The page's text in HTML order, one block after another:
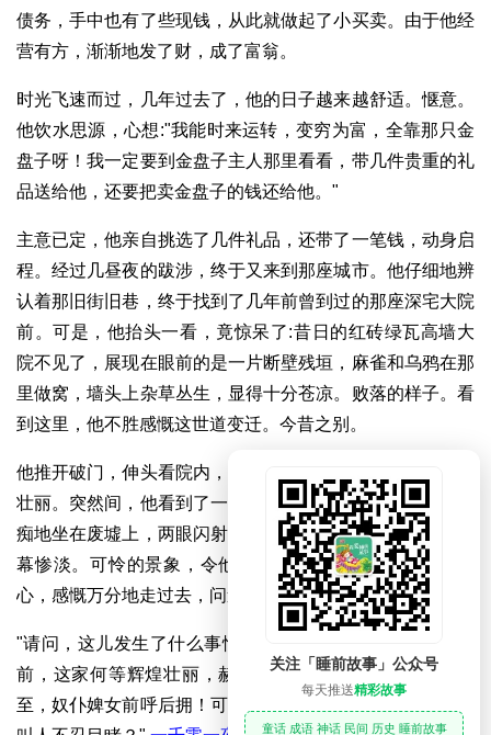
债务，手中也有了些现钱，从此就做起了小买卖。由于他经
营有方，渐渐地发了财，成了富翁。
时光飞速而过，几年过去了，他的日子越来越舒适。惬意。
他饮水思源，心想:"我能时来运转，变穷为富，全靠那只金
盘子呀！我一定要到金盘子主人那里看看，带几件贵重的礼
品送给他，还要把卖金盘子的钱还给他。"
主意已定，他亲自挑选了几件礼品，还带了一笔钱，动身启
程。经过几昼夜的跋涉，终于又来到那座城市。他仔细地辨
认着那旧街旧巷，终于找到了几年前曾到过的那座深宅大院
前。可是，他抬头一看，竟惊呆了:昔日的红砖绿瓦高墙大
院不见了，展现在眼前的是一片断壁残垣，麻雀和乌鸦在那
里做窝，墙头上杂草丛生，显得十分苍凉。败落的样子。看
到这里，他不胜感慨这世道变迁。今昔之别。
他推开破门，伸头看院内，也是残痕余迹，全无当年的豪华
壮丽。突然间，他看到了一个破衣烂衫。满面愁容的人，呆
痴地坐在废墟上，两眼闪射着万般无奈的凄苦的神色。这一
幕惨淡。可怜的景象，令他不寒而栗。他不禁生出恻隐之
心，感慨万分地走过去，问道:
"请问，这儿发生了什么事情？这家主人遭了什么难？几年
前，这家何等辉煌壮丽，赫赫不可一世，贵宾挚友接踵而
至，奴仆婢女前呼后拥！可是如今怎么变成如此破烂不堪，
关注「睡前故事」公众号
每天推送精彩故事
童话 成语 神话 民间 历史 睡前故事